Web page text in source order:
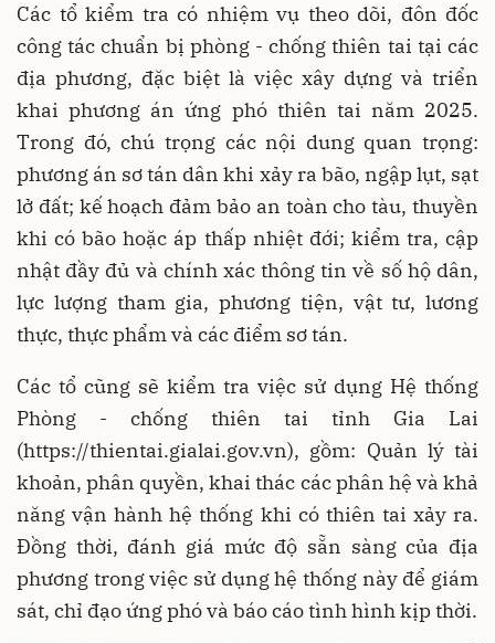
Các tổ kiểm tra có nhiệm vụ theo dõi, đôn đốc
công tác chuẩn bị phòng - chống thiên tai tại các
địa phương, đặc biệt là việc xây dựng và triển
khai phương án ứng phó thiên tai năm 2025.
Trong đó, chú trọng các nội dung quan trọng:
phương án sơ tán dân khi xảy ra bão, ngập lụt, sạt
lở đất; kế hoạch đảm bảo an toàn cho tàu, thuyền
khi có bão hoặc áp thấp nhiệt đới; kiểm tra, cập
nhật đầy đủ và chính xác thông tin về số hộ dân,
lực lượng tham gia, phương tiện, vật tư, lương
thực, thực phẩm và các điểm sơ tán.
Các tổ cũng sẽ kiểm tra việc sử dụng Hệ thống
Phòng - chống thiên tai tỉnh Gia Lai
(https://thientai.gialai.gov.vn), gồm: Quản lý tài
khoản, phân quyền, khai thác các phân hệ và khả
năng vận hành hệ thống khi có thiên tai xảy ra.
Đồng thời, đánh giá mức độ sẵn sàng của địa
phương trong việc sử dụng hệ thống này để giám
sát, chỉ đạo ứng phó và báo cáo tình hình kịp thời.